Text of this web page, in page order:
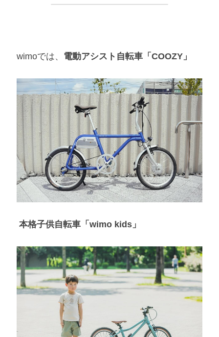
wimoでは、 電動アシスト自転車「COOZY」
本格子供自転車「wimo kids」